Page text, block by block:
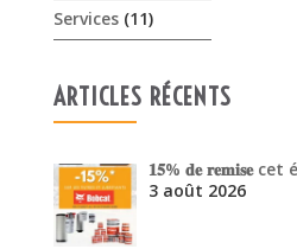
Services(11)
ARTICLES RÉCENTS
𝟏𝟓% 𝐝𝐞 𝐫𝐞𝐦𝐢𝐬𝐞
3 août 2026